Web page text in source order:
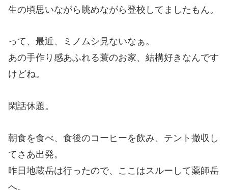
生の頃思いながら眺めながら登校してましたもん。
って、最近、ミノムシ見ないなぁ。
あの手作り感あふれる蓑のお家、結構好きなんです
けどね。
閑話休題。
朝食を食べ、食後のコーヒーを飲み、テント撤収し
てさあ出発。
昨日地蔵岳は行ったので、ここはスルーして薬師岳
へ。